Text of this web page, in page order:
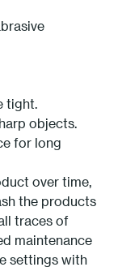
tight.
objects.
for long
over time,
the products
traces of
maintenance
settings with